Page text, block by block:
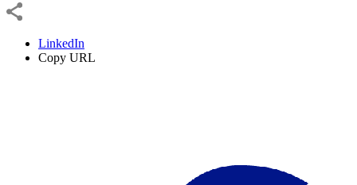
LinkedIn
Copy URL